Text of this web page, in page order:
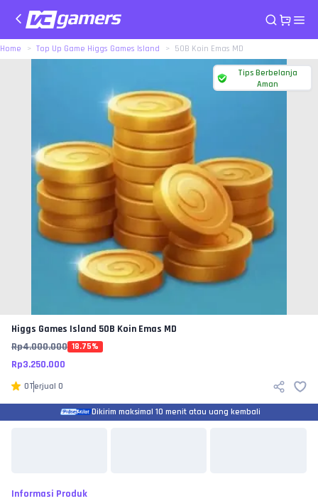
Home Top Up Game Higgs Games Island 50B Koin Emas MD
Tips Berbelanja
Aman
Higgs Games Island 50B Koin Emas MD
Rp4.000.000 18.75%
Rp3.250.000
0Terjual 0
Dikirim maksimal 10 menit atau uang kembali
Informasi Produk